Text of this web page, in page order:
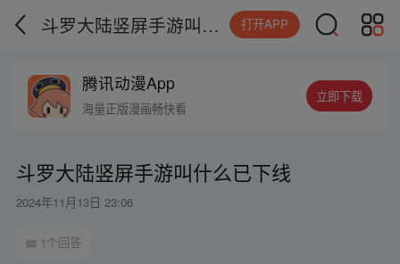
斗罗大陆竖屏手游叫什么已下线 打开APP
腾讯动漫App
海量正版漫画畅快看
立即下载
斗罗大陆竖屏手游叫什么已下线
2024年11月13日 23:06
1个回答